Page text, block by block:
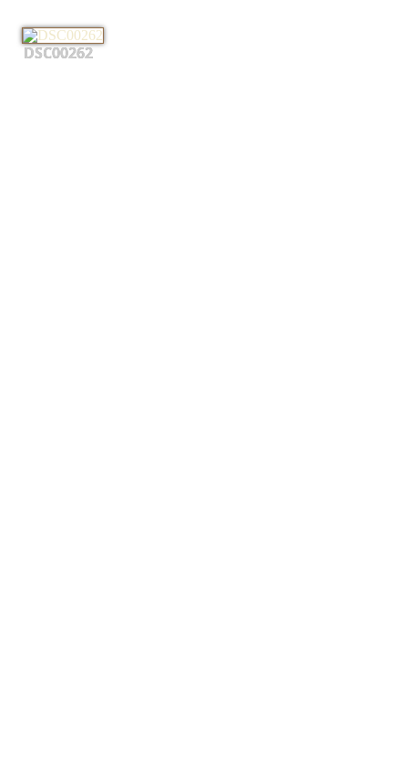
DSC00262